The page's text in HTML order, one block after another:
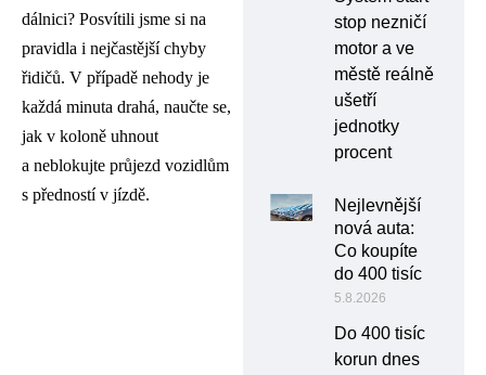
dálnici? Posvítili jsme si na
pravidla i nejčastější chyby
řidičů. V případě nehody je
každá minuta drahá, naučte se,
jak v koloně uhnout
a neblokujte průjezd vozidlům
s předností v jízdě.
stop nezničí
motor a ve
městě reálně
ušetří
jednotky
procent
Nejlevnější
nová auta:
Co koupíte
do 400 tisíc
5.8.2026
Do 400 tisíc
korun dnes